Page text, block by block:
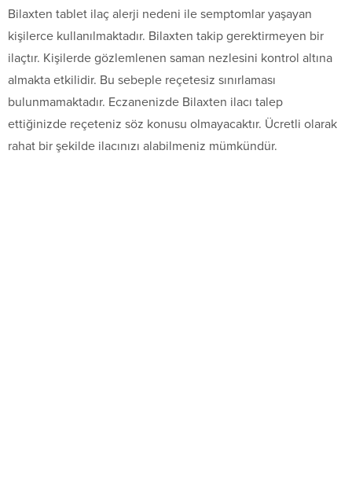
Bilaxten tablet ilaç alerji nedeni ile semptomlar yaşayan
kişilerce kullanılmaktadır. Bilaxten takip gerektirmeyen bir
ilaçtır. Kişilerde gözlemlenen saman nezlesini kontrol altına
almakta etkilidir. Bu sebeple reçetesiz sınırlaması
bulunmamaktadır. Eczanenizde Bilaxten ilacı talep
ettiğinizde reçeteniz söz konusu olmayacaktır. Ücretli olarak
rahat bir şekilde ilacınızı alabilmeniz mümkündür.